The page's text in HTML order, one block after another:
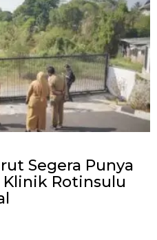
Segera Punya
Klinik Rotinsulu